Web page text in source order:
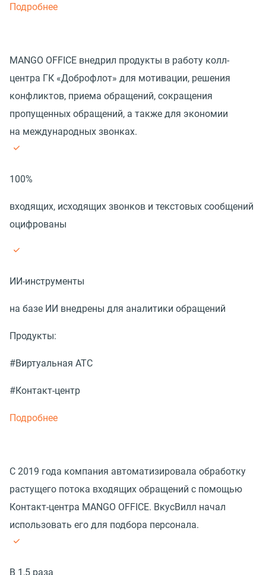
Подробнее
MANGO OFFICE внедрил продукты в работу колл-
центра ГК «Доброфлот» для мотивации, решения
конфликтов, приема обращений, сокращения
пропущенных обращений, а также для экономии
на международных звонках.
100%
входящих, исходящих звонков и текстовых сообщений
оцифрованы
ИИ-инструменты
на базе ИИ внедрены для аналитики обращений
Продукты:
#Виртуальная АТС
#Контакт-центр
Подробнее
С 2019 года компания автоматизировала обработку
растущего потока входящих обращений с помощью
Контакт-центра MANGO OFFICE. ВкусВилл начал
использовать его для подбора персонала.
В 1,5 раза